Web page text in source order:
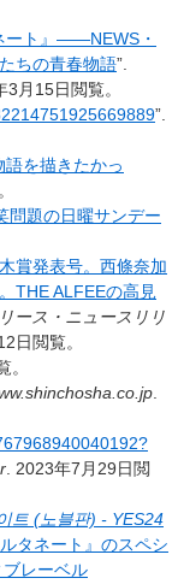
ート』――NEWS・
ちの青春物語”.
3月15日閲覧。
”.
を描きたかっ
問題の日曜サンデー
賞発表号。西條奈加
THE ALFEEの高見
ース・ニュースリリ
日閲覧。
。
.
. 2023年7月29日閲
트 (노블판) - YES24
タネート』のスペシ
レーベル